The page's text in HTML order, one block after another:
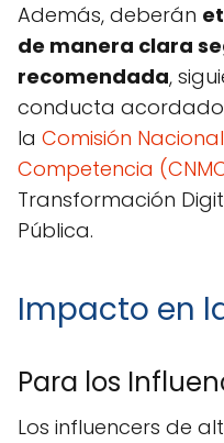
Además, deberán
de manera clara
recomendada,
conducta
la Comisión
Competencia
Transformación
Pública.
Impacto en
Para los
Los influencers de